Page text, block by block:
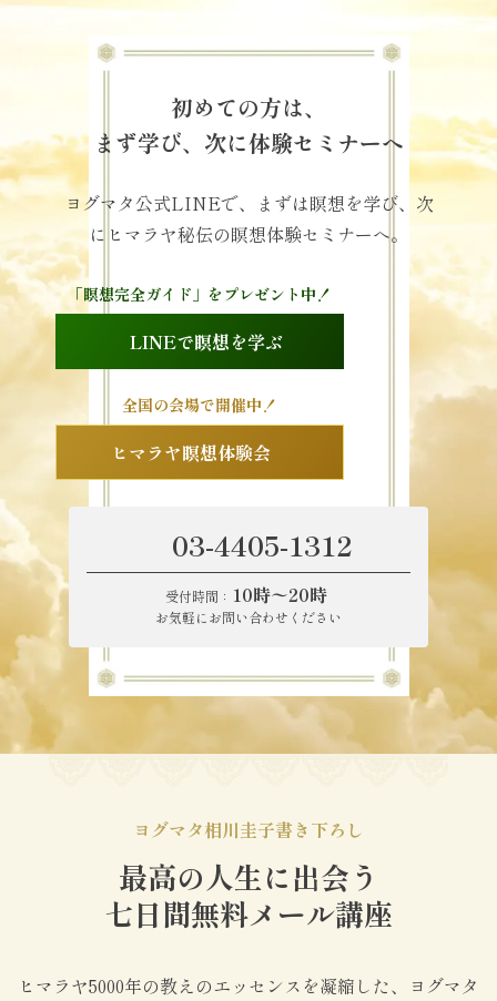
初めての方は、
まず学び、次に体験セミナーへ
ヨグマタ公式LINEで、まずは瞑想を学び、次
にヒマラヤ秘伝の瞑想体験セミナーへ。
「瞑想完全ガイド」をプレゼント中！
LINEで瞑想を学ぶ
全国の会場で開催中！
ヒマラヤ瞑想体験会
03-4405-1312
受付時間： 10時〜20時
お気軽にお問い合わせください
ヨグマタ相川圭子書き下ろし
最高の人生に出会う
七日間無料メール講座
ヒマラヤ5000年の教えのエッセンスを凝縮した、ヨグマタ